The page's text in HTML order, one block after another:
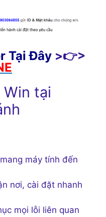
Tại Đây >👉>
tại
máy tính đến
nơi, cài đặt nhanh
mọi lỗi liên quan